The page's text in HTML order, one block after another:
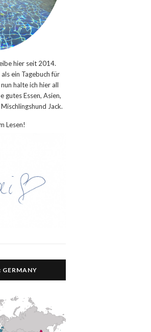
hier seit 2014.
ein Tagebuch für
halte ich hier all
gutes Essen, Asien,
Jack.
Lesen!
GERMANY